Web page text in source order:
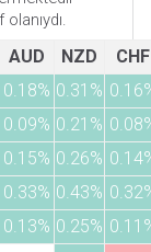
AUD NZD
CHF
0.18% 0.31%
0.09% 0.21%
0.15% 0.26%
0.33% 0.43%
0.13% 0.25%